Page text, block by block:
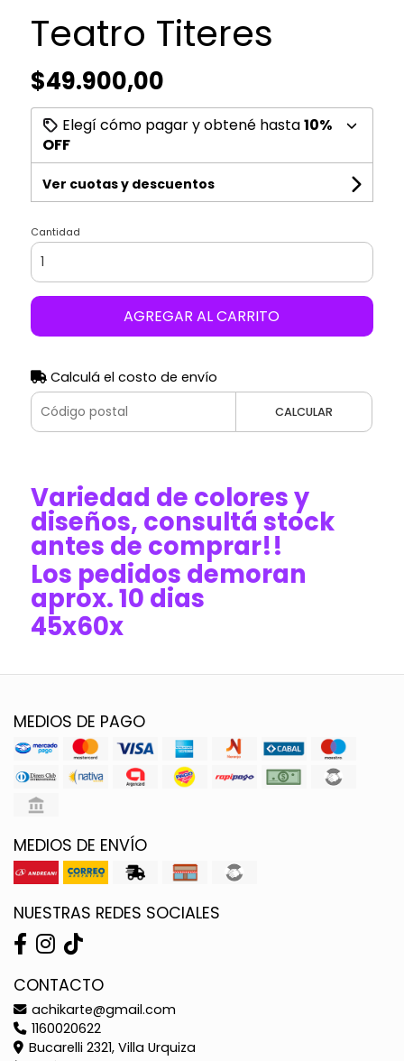
Teatro Titeres
$49.900,00
Elegí cómo pagar y obtené hasta10%
OFF
Ver cuotas y descuentos
Cantidad
AGREGAR AL CARRITO
Calculá el costo de envío
CALCULAR
Variedad de colores y
diseños, consultá stock
antes de comprar!!
Los pedidos demoran
aprox. 10 dias
45x60x
MEDIOS DE PAGO
MEDIOS DE ENVÍO
NUESTRAS REDES SOCIALES
CONTACTO
achikarte@gmail.com
1160020622
Bucarelli 2321, Villa Urquiza